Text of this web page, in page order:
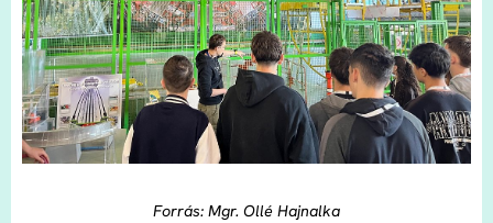
Forrás: Mgr. Ollé Hajnalka